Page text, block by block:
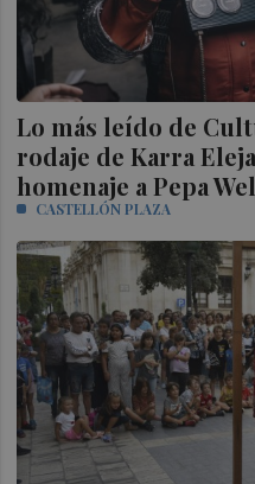
Lo más leído de
rodaje de Karra
homenaje a Pepa
CASTELLÓN PLAZA